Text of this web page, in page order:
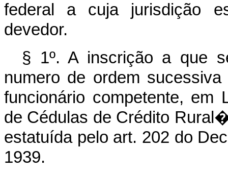
federal a cuja jurisdição
devedor.
§ 1º. A inscrição a que
numero de ordem
funcionário competente, em
de Cédulas de Crédito
estatuída pelo art. 202 do
1939.